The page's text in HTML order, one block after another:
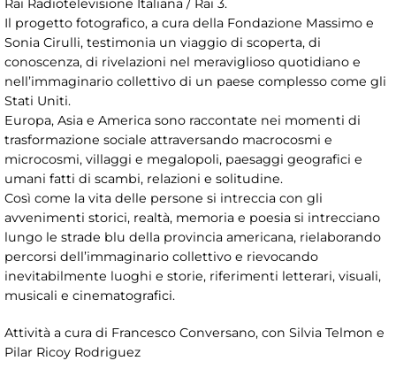
Rai Radiotelevisione Italiana / Rai 3.
Il progetto fotografico, a cura della Fondazione Massimo e
Sonia Cirulli, testimonia un viaggio di scoperta, di
conoscenza, di rivelazioni nel meraviglioso quotidiano e
nell’immaginario collettivo di un paese complesso come gli
Stati Uniti.
Europa, Asia e America sono raccontate nei momenti di
trasformazione sociale attraversando macrocosmi e
microcosmi, villaggi e megalopoli, paesaggi geografici e
umani fatti di scambi, relazioni e solitudine.
Così come la vita delle persone si intreccia con gli
avvenimenti storici, realtà, memoria e poesia si intrecciano
lungo le strade blu della provincia americana, rielaborando
percorsi dell’immaginario collettivo e rievocando
inevitabilmente luoghi e storie, riferimenti letterari, visuali,
musicali e cinematografici.
Attività a cura di Francesco Conversano, con Silvia Telmon e
Pilar Ricoy Rodriguez